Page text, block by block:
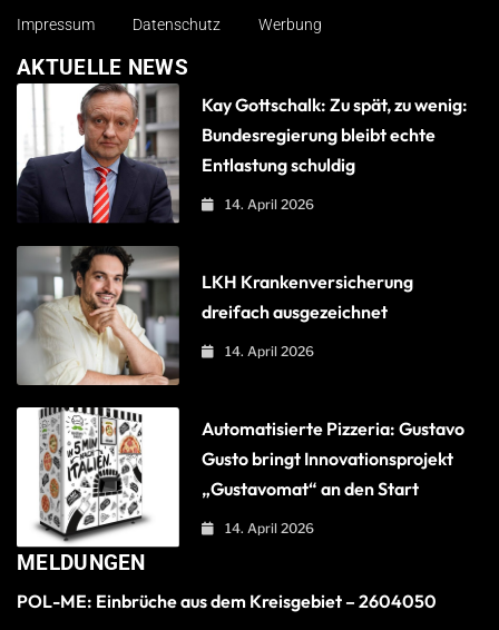
Impressum Datenschutz Werbung
AKTUELLE NEWS
Kay Gottschalk: Zu spät, zu wenig:
Bundesregierung bleibt echte
Entlastung schuldig
14. April 2026
LKH Krankenversicherung
dreifach ausgezeichnet
14. April 2026
Automatisierte Pizzeria: Gustavo
Gusto bringt Innovationsprojekt
„Gustavomat“ an den Start
14. April 2026
MELDUNGEN
POL-ME: Einbrüche aus dem Kreisgebiet – 2604050